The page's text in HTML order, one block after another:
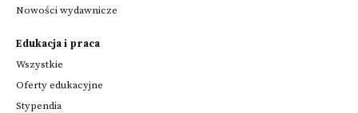
Nowości wydawnicze
Edukacja i praca
Wszystkie
Oferty edukacyjne
Stypendia